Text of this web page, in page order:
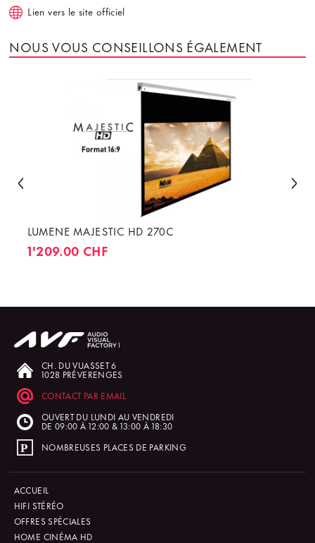
Lien vers le site officiel
NOUS VOUS CONSEILLONS ÉGALEMENT
LUMENE MAJESTIC HD 270C
1'209.00 CHF
CH. DU VUASSET 6
1028 PRÉVERENGES
CONTACT PAR EMAIL
OUVERT DU LUNDI AU VENDREDI
DE 09:00 À 12:00 & 13:00 À 18:30
NOMBREUSES PLACES DE PARKING
ACCUEIL
HIFI STÉRÉO
OFFRES SPÉCIALES
HOME CINÉMA HD